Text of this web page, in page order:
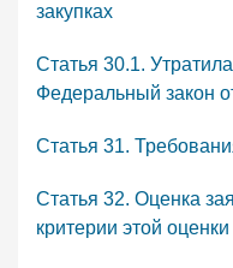
закупках
Статья 30.1.
Федеральный закон
Статья 31.
Статья 32. Оценка
критерии этой оценки